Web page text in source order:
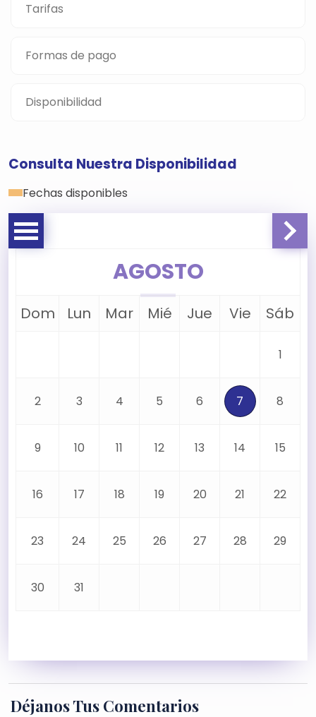
Tarifas
Formas de pago
Disponibilidad
Consulta Nuestra Disponibilidad
Fechas disponibles
AGOSTO
Dom Lun Mar Mié Jue Vie Sáb
1
2 3 4 5 6 7 8
9 10 11 12 13 14 15
16 17 18 19 20 21 22
23 24 25 26 27 28 29
30 31
Déjanos Tus Comentarios